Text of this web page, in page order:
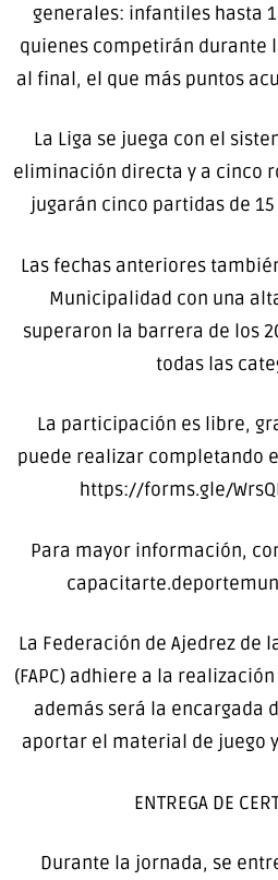
generales: infantiles hasta
quienes competirán durante
al final, el que más puntos
La Liga se juega con el
eliminación directa y a cinco
jugarán cinco partidas de
Las fechas anteriores
Municipalidad con una
superaron la barrera de los
todas las
La participación es libre,
puede realizar completando
https://forms.gle/
Para mayor información,
La Federación de Ajedrez de
(FAPC) adhiere a la
además será la encargada
aportar el material de juego
ENTREGA DE
Durante la jornada, se